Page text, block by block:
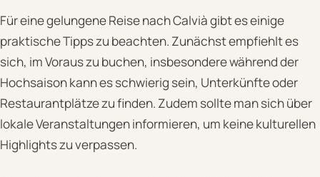
Für eine gelungene Reise nach Calvià gibt es einige
praktische Tipps zu beachten. Zunächst empfiehlt es
sich, im Voraus zu buchen, insbesondere während der
Hochsaison kann es schwierig sein, Unterkünfte oder
Restaurantplätze zu finden. Zudem sollte man sich über
lokale Veranstaltungen informieren, um keine kulturellen
Highlights zu verpassen.